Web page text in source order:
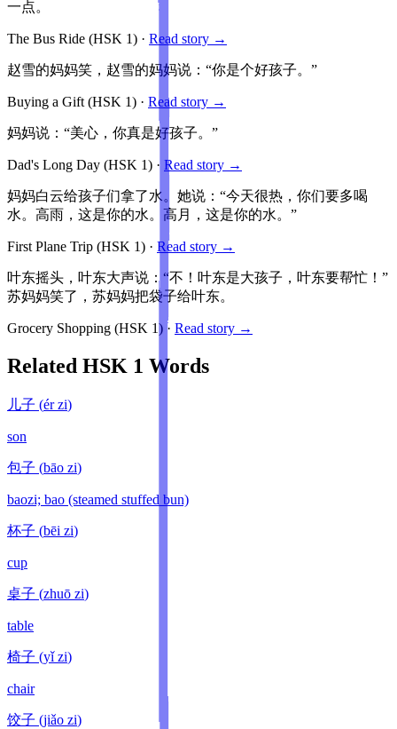
一点。
The Bus Ride (HSK 1) · Read story →
赵雪的妈妈笑，赵雪的妈妈说：“你是个好孩子。”
Buying a Gift (HSK 1) · Read story →
妈妈说：“美心，你真是好孩子。”
Dad's Long Day (HSK 1) · Read story →
妈妈白云给孩子们拿了水。她说：“今天很热，你们要多喝
水。高雨，这是你的水。高月，这是你的水。”
First Plane Trip (HSK 1) · Read story →
叶东摇头，叶东大声说：“不！叶东是大孩子，叶东要帮忙！”
苏妈妈笑了，苏妈妈把袋子给叶东。
Grocery Shopping (HSK 1) · Read story →
Related HSK 1 Words
儿子 (ér zi)
son
包子 (bāo zi)
baozi; bao (steamed stuffed bun)
杯子 (bēi zi)
cup
桌子 (zhuō zi)
table
椅子 (yǐ zi)
chair
饺子 (jiǎo zi)